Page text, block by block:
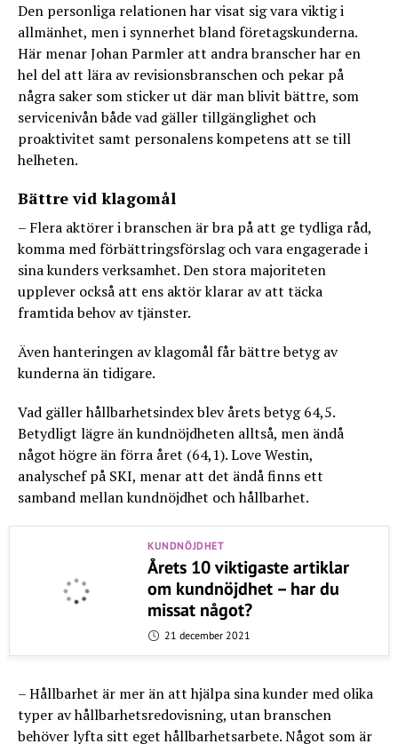
Den personliga relationen har visat sig vara viktig i
allmänhet, men i synnerhet bland företagskunderna.
Här menar Johan Parmler att andra branscher har en
hel del att lära av revisionsbranschen och pekar på
några saker som sticker ut där man blivit bättre, som
servicenivån både vad gäller tillgänglighet och
proaktivitet samt personalens kompetens att se till
helheten.
Bättre vid klagomål
– Flera aktörer i branschen är bra på att ge tydliga råd,
komma med förbättringsförslag och vara engagerade i
sina kunders verksamhet. Den stora majoriteten
upplever också att ens aktör klarar av att täcka
framtida behov av tjänster.
Även hanteringen av klagomål får bättre betyg av
kunderna än tidigare.
Vad gäller hållbarhetsindex blev årets betyg 64,5.
Betydligt lägre än kundnöjdheten alltså, men ändå
något högre än förra året (64,1). Love Westin,
analyschef på SKI, menar att det ändå finns ett
samband mellan kundnöjdhet och hållbarhet.
KUNDNÖJDHET
Årets 10 viktigaste artiklar
om kundnöjdhet – har du
missat något?
21 december 2021
– Hållbarhet är mer än att hjälpa sina kunder med olika
typer av hållbarhetsredovisning, utan branschen
behöver lyfta sitt eget hållbarhetsarbete. Något som är